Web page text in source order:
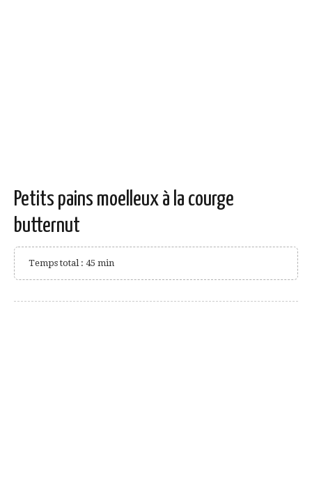
Petits pains moelleux à la courge
butternut
Temps total : 45 min